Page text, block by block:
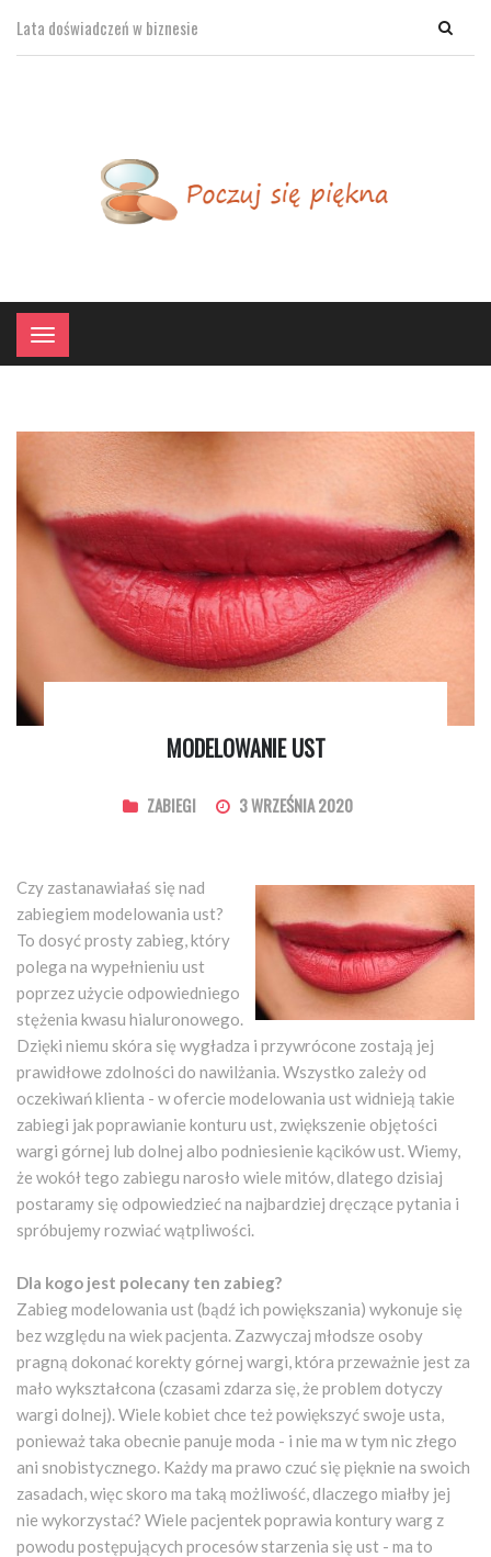
Lata doświadczeń w biznesie ×
Menu
MODELOWANIE UST
ZABIEGI 3 WRZEŚNIA 2020
Czy zastanawiałaś się nad
zabiegiem modelowania ust?
To dosyć prosty zabieg, który
polega na wypełnieniu ust
poprzez użycie odpowiedniego
stężenia kwasu hialuronowego.
Dzięki niemu skóra się wygładza i przywrócone zostają jej
prawidłowe zdolności do nawilżania. Wszystko zależy od
oczekiwań klienta - w ofercie modelowania ust widnieją takie
zabiegi jak poprawianie konturu ust, zwiększenie objętości
wargi górnej lub dolnej albo podniesienie kącików ust. Wiemy,
że wokół tego zabiegu narosło wiele mitów, dlatego dzisiaj
postaramy się odpowiedzieć na najbardziej dręczące pytania i
spróbujemy rozwiać wątpliwości.
Dla kogo jest polecany ten zabieg?
Zabieg modelowania ust (bądź ich powiększania) wykonuje się
bez względu na wiek pacjenta. Zazwyczaj młodsze osoby
pragną dokonać korekty górnej wargi, która przeważnie jest za
mało wykształcona (czasami zdarza się, że problem dotyczy
wargi dolnej). Wiele kobiet chce też powiększyć swoje usta,
ponieważ taka obecnie panuje moda - i nie ma w tym nic złego
ani snobistycznego. Każdy ma prawo czuć się pięknie na swoich
zasadach, więc skoro ma taką możliwość, dlaczego miałby jej
nie wykorzystać? Wiele pacjentek poprawia kontury warg z
powodu postępujących procesów starzenia się ust - ma to